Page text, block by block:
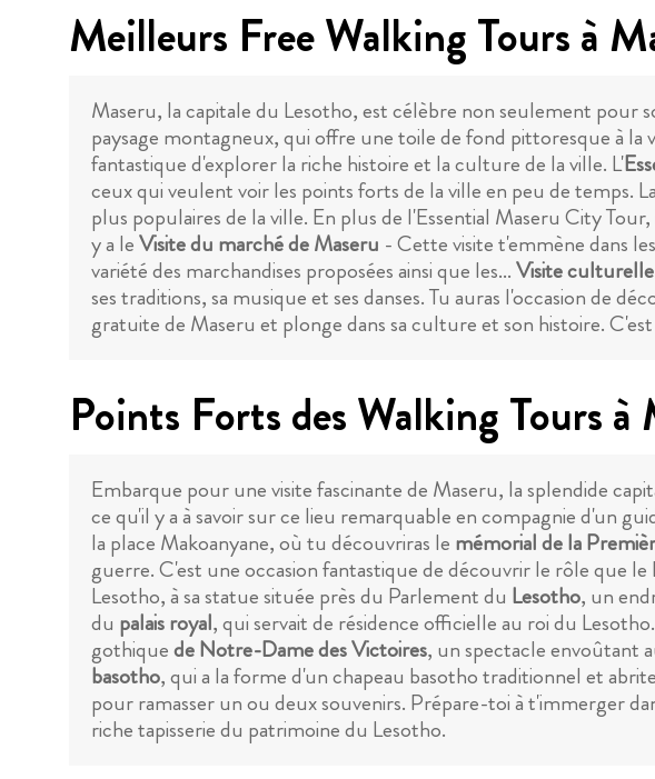
Meilleurs Free Walking Tours à
Maseru, la capitale du Lesotho, est célèbre non seulement
paysage montagneux, qui offre une toile de fond pittoresque à
fantastique d'explorer la riche histoire et la culture de la ville. L'
ceux qui veulent voir les points forts de la ville en peu de temps.
plus populaires de la ville. En plus de l'Essential Maseru City
y a leVisite du marché de Maseru - Cette visite t'emmène dans
variété des marchandises proposées ainsi que les...Visite
ses traditions, sa musique et ses danses. Tu auras l'occasion de
gratuite de Maseru et plonge dans sa culture et son histoire.
Points Forts des Walking Tours à
Embarque pour une visite fascinante de Maseru, la splendide
ce qu'il y a à savoir sur ce lieu remarquable en compagnie d'un
la place Makoanyane, où tu découvriras le mémorial de la
guerre. C'est une occasion fantastique de découvrir le rôle que
Lesotho, à sa statue située près du Parlement du Lesotho, un
du palais royal, qui servait de résidence officielle au roi du
gothiquede Notre-Dame des Victoires, un spectacle envoûtant
basotho, qui a la forme d'un chapeau basotho traditionnel et
pour ramasser un ou deux souvenirs. Prépare-toi à t'immerger
riche tapisserie du patrimoine du Lesotho.